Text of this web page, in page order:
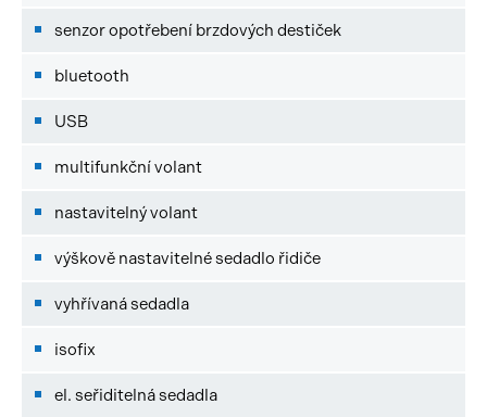
senzor opotřebení brzdových destiček
bluetooth
USB
multifunkční volant
nastavitelný volant
výškově nastavitelné sedadlo řidiče
vyhřívaná sedadla
isofix
el. seřiditelná sedadla